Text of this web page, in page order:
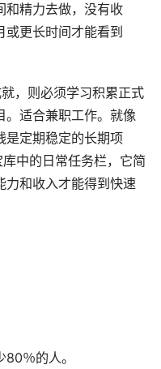
和精力去做，没有收
更长时间才能看到
，则必须学习积累正式
。适合兼职工作。就像
是定期稳定的长期项
中的日常任务栏，它简
力和收入才能得到快速
％的人。